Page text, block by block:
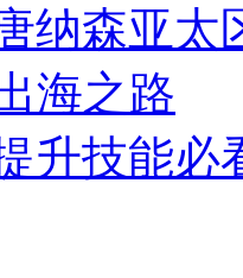
纳森亚太
海之路
升技能